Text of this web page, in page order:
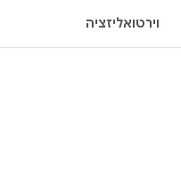
וירטואליזציה